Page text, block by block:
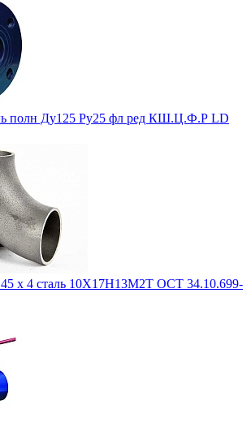
полн Ду125 Ру25 фл ред КШ.Ц.Ф.Р LD
45 х 4 сталь 10Х17Н13М2Т ОСТ 34.10.699-